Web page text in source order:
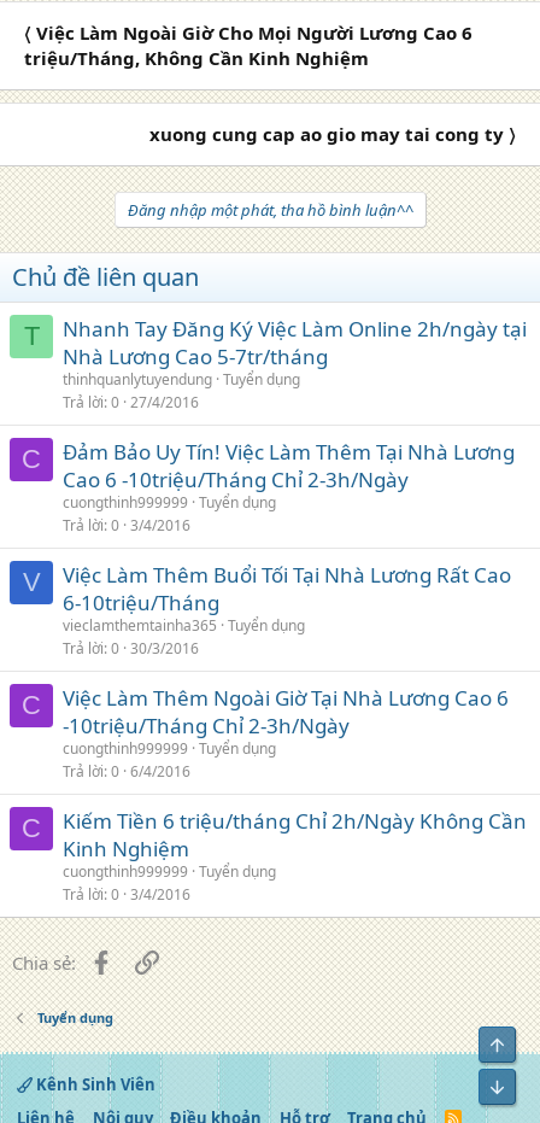
〈 Việc Làm Ngoài Giờ Cho Mọi Người Lương Cao 6
triệu/Tháng, Không Cần Kinh Nghiệm
xuong cung cap ao gio may tai cong ty 〉
Đăng nhập một phát, tha hồ bình luận^^
Chủ đề liên quan
T
Nhanh Tay Đăng Ký Việc Làm Online 2h/ngày tại
Nhà Lương Cao 5-7tr/tháng
thinhquanlytuyendung Tuyển dụng
Trả lời 0 27/4/2016
C
Đảm Bảo Uy Tín! Việc Làm Thêm Tại Nhà Lương
Cao 6 -10triệu/Tháng Chỉ 2-3h/Ngày
cuongthinh999999 Tuyển dụng
Trả lời 0 3/4/2016
V
Việc Làm Thêm Buổi Tối Tại Nhà Lương Rất Cao
6-10triệu/Tháng
vieclamthemtainha365 Tuyển dụng
Trả lời 0 30/3/2016
C
Việc Làm Thêm Ngoài Giờ Tại Nhà Lương Cao 6
-10triệu/Tháng Chỉ 2-3h/Ngày
cuongthinh999999 Tuyển dụng
Trả lời 0 6/4/2016
C
Kiếm Tiền 6 triệu/tháng Chỉ 2h/Ngày Không Cần
Kinh Nghiệm
cuongthinh999999 Tuyển dụng
Trả lời 0 3/4/2016
Chia sẻ: FacebookLiên kết
Tuyển dụng
Kênh Sinh Viên
Liên hệ
Nội quy Điều khoản Hỗ trợ Trang chủ R
Top